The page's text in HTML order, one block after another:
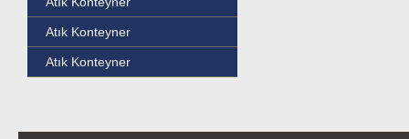
Atık Konteyner
Atık Konteyner